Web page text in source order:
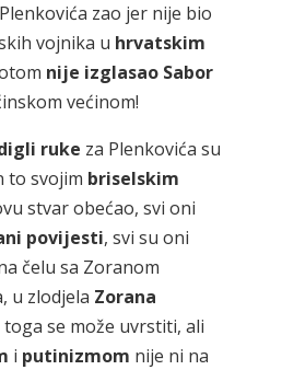
zao jer nije bio
vojnika u hrvatskim
nije izglasao Sabor
većinom!
ruke za Plenkovića su
to svojim briselskim
stvar obećao, svi oni
povijesti, svi su oni
čelu sa Zoranom
u zlodjela Zorana
se može uvrstiti, ali
i putinizmom nije ni na